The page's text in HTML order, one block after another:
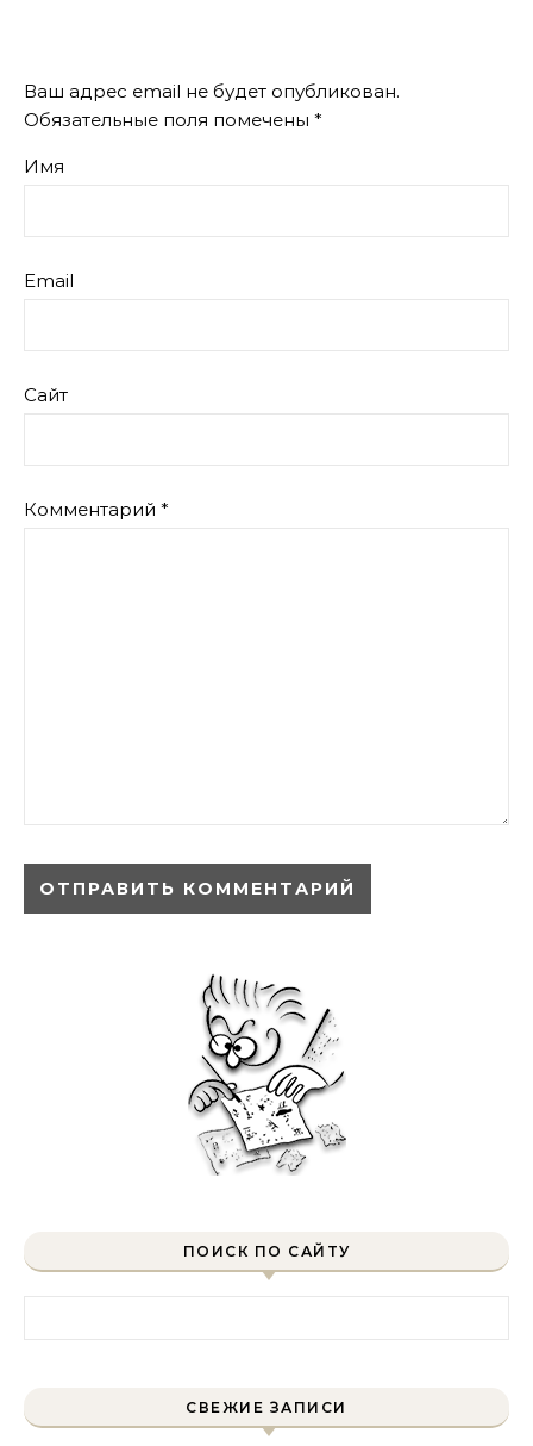
Ваш адрес email не будет опубликован.
Обязательные поля помечены *
Имя
Email
Сайт
Комментарий *
ПОИСК ПО САЙТУ
СВЕЖИЕ ЗАПИСИ